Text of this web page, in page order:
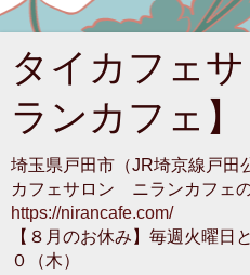
タイカフェ
ランカフェ
埼玉県戸田市（JR埼京線戸田
カフェサロン ニランカフェ
https://nirancafe.com/
【８月のお休み】毎週火曜日
０（木）